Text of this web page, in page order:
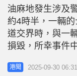
油麻地發生涉及
約4時半，一輛
道交界時，與一
損毀，所幸事件
正在區內巡邏。
紅燈肇禍；現場
港聞 2025-09-30